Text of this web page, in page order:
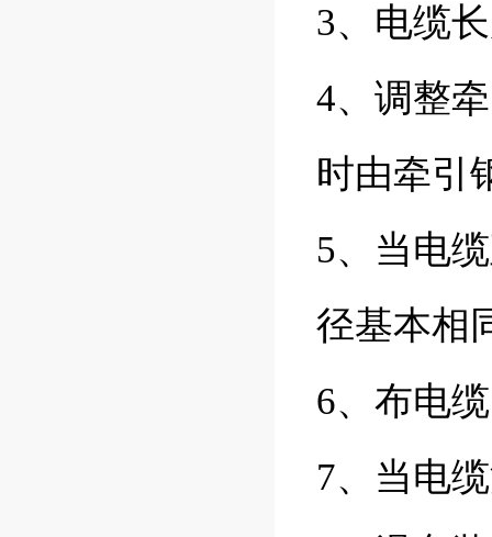
3、电缆
4、调整
时由牵引
5、当电
径基本相
6、布电
7、当电